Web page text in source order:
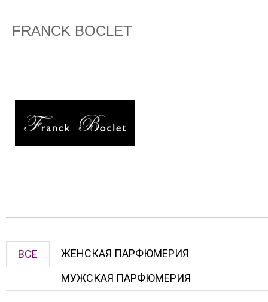
FRANCK BOCLET
ВСЕ
ЖЕНСКАЯ ПАРФЮМЕРИЯ
МУЖСКАЯ ПАРФЮМЕРИЯ